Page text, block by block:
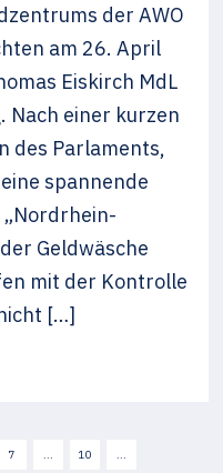
der AWO
am 26. April
Eiskirch MdL
Nach einer kurzen
des Parlaments,
spannende
Geldwäsche
mit der Kontrolle
[…]
7 ... 10 ...